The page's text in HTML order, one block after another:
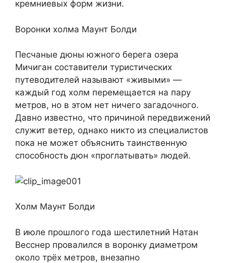
кремниевых форм жизни.
Воронки холма Маунт Болди
Песчаные дюны южного берега озера
Мичиган составители туристических
путеводителей называют «живыми» —
каждый год холм перемещается на пару
метров, но в этом нет ничего загадочного.
Давно известно, что причиной передвижений
служит ветер, однако никто из специалистов
пока не может объяснить таинственную
способность дюн «проглатывать» людей.
Холм Маунт Болди
В июле прошлого года шестилетний Натан
Весснер провалился в воронку диаметром
около трёх метров, внезапно